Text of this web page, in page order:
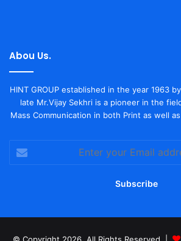
Abou Us.
HINT GROUP established in the year 1963
late Mr.Vijay Sekhri is a pioneer in the
Mass Communication in both Print as well
your